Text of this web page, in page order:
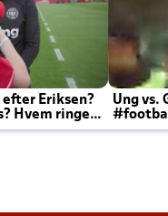
Eriksen?
Hvem ringer
Ung vs.